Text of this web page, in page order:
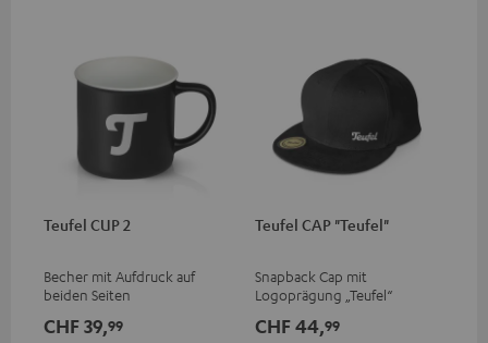
Teufel CUP 2
Becher mit Aufdruck auf
beiden Seiten
CHF 39,99
Teufel CAP "Teufel"
Snapback Cap mit
Logoprägung „Teufel“
CHF 44,99